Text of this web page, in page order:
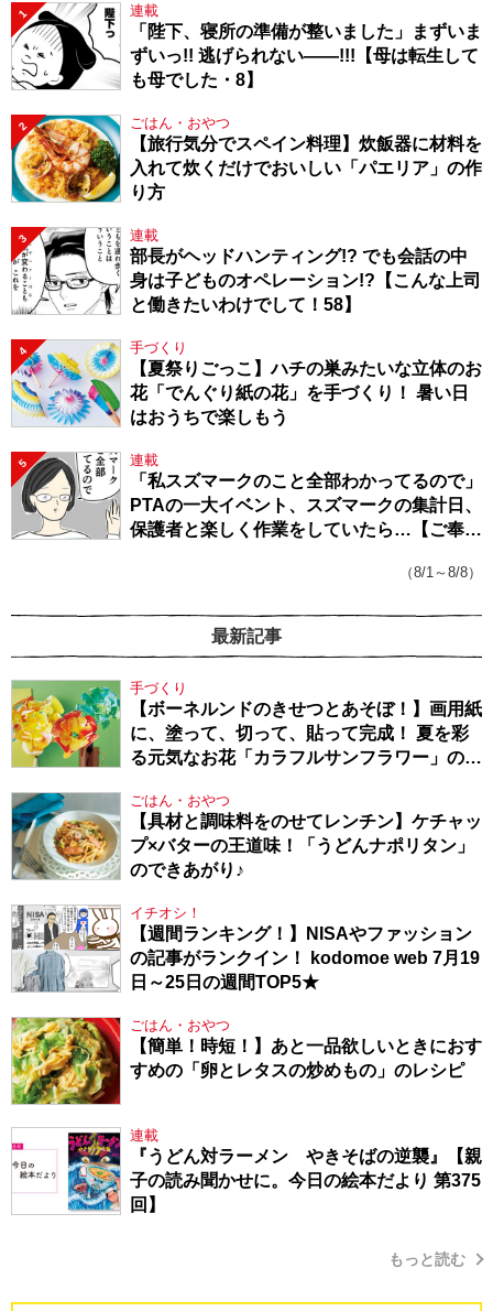
1 連載
「陛下、寝所の準備が整いました」まずいま
ずいっ!! 逃げられない――!!!【母は転生して
も母でした・8】
2 ごはん・おやつ
【旅行気分でスペイン料理】炊飯器に材料を
入れて炊くだけでおいしい「パエリア」の作
り方
3 連載
部長がヘッドハンティング!? でも会話の中
身は子どものオペレーション!?【こんな上司
と働きたいわけでして！58】
4 手づくり
【夏祭りごっこ】ハチの巣みたいな立体のお
花「でんぐり紙の花」を手づくり！ 暑い日
はおうちで楽しもう
5 連載
「私スズマークのこと全部わかってるので」
PTAの一大イベント、スズマークの集計日、
保護者と楽しく作業をしていたら…【ご奉仕
（8/1～8/8）
最新記事
手づくり
【ボーネルンドのきせつとあそぼ！】画用紙
に、塗って、切って、貼って完成！ 夏を彩
る元気なお花「カラフルサンフラワー」の作
ごはん・おやつ
【具材と調味料をのせてレンチン】ケチャッ
プ×バターの王道味！「うどんナポリタン」
のできあがり♪
イチオシ！
【週間ランキング！】NISAやファッション
の記事がランクイン！ kodomoe web 7月19
日～25日の週間TOP5★
ごはん・おやつ
【簡単！時短！】あと一品欲しいときにおす
すめの「卵とレタスの炒めもの」のレシピ
連載
『うどん対ラーメン やきそばの逆襲』【親
子の読み聞かせに。今日の絵本だより 第375
回】
もっと読む